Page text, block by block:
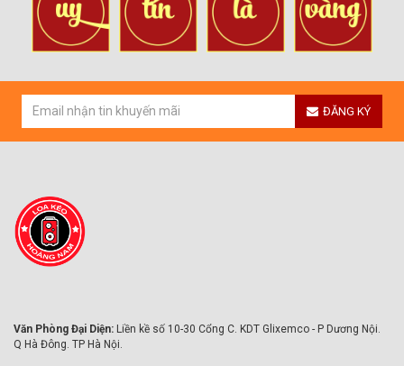
ĐĂNG KÝ
Văn Phòng Đại Diện: Liền kề số 10-30 Cổng C. KDT Glixemco - P Dương Nội.
Q Hà Đông. TP Hà Nội.